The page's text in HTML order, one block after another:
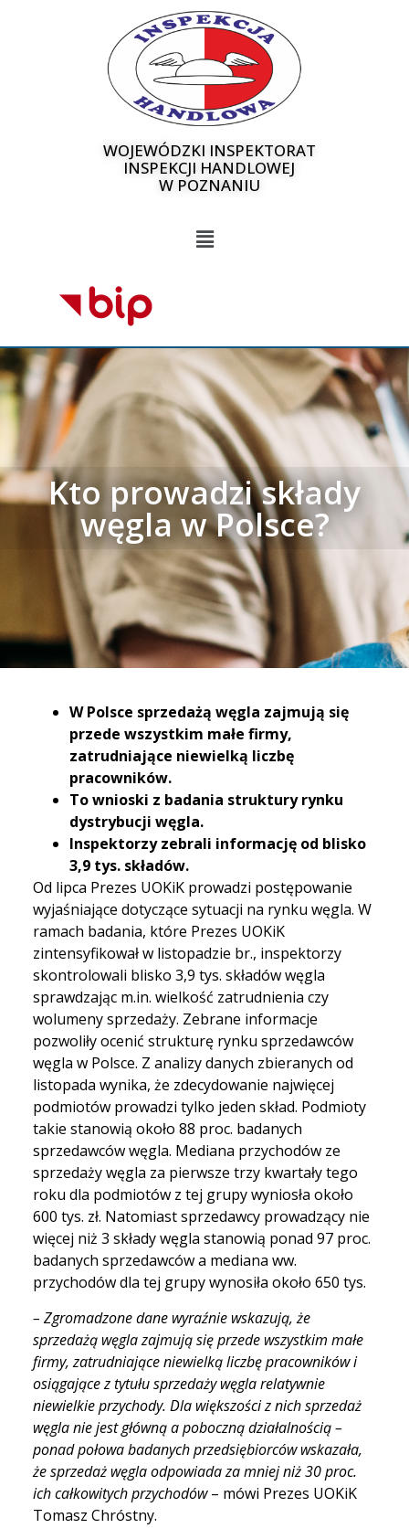
WOJEWÓDZKI INSPEKTORAT
INSPEKCJI HANDLOWEJ
W POZNANIU
Kto prowadzi składy
węgla w Polsce?
W Polsce sprzedażą węgla zajmują się
przede wszystkim małe firmy,
zatrudniające niewielką liczbę
pracowników.
To wnioski z badania struktury rynku
dystrybucji węgla.
Inspektorzy zebrali informację od blisko
3,9 tys. składów.
Od lipca Prezes UOKiK prowadzi postępowanie
wyjaśniające dotyczące sytuacji na rynku węgla. W
ramach badania, które Prezes UOKiK
zintensyfikował w listopadzie br., inspektorzy
skontrolowali blisko 3,9 tys. składów węgla
sprawdzając m.in. wielkość zatrudnienia czy
wolumeny sprzedaży. Zebrane informacje
pozwoliły ocenić strukturę rynku sprzedawców
węgla w Polsce. Z analizy danych zbieranych od
listopada wynika, że zdecydowanie najwięcej
podmiotów prowadzi tylko jeden skład. Podmioty
takie stanowią około 88 proc. badanych
sprzedawców węgla. Mediana przychodów ze
sprzedaży węgla za pierwsze trzy kwartały tego
roku dla podmiotów z tej grupy wyniosła około
600 tys. zł. Natomiast sprzedawcy prowadzący nie
więcej niż 3 składy węgla stanowią ponad 97 proc.
badanych sprzedawców a mediana ww.
przychodów dla tej grupy wynosiła około 650 tys.
– Zgromadzone dane wyraźnie wskazują, że
sprzedażą węgla zajmują się przede wszystkim małe
firmy, zatrudniające niewielką liczbę pracowników i
osiągające z tytułu sprzedaży węgla relatywnie
niewielkie przychody. Dla większości z nich sprzedaż
węgla nie jest główną a poboczną działalnością –
ponad połowa badanych przedsiębiorców wskazała,
że sprzedaż węgla odpowiada za mniej niż 30 proc.
ich całkowitych przychodów– mówi Prezes UOKiK
Tomasz Chróstny.